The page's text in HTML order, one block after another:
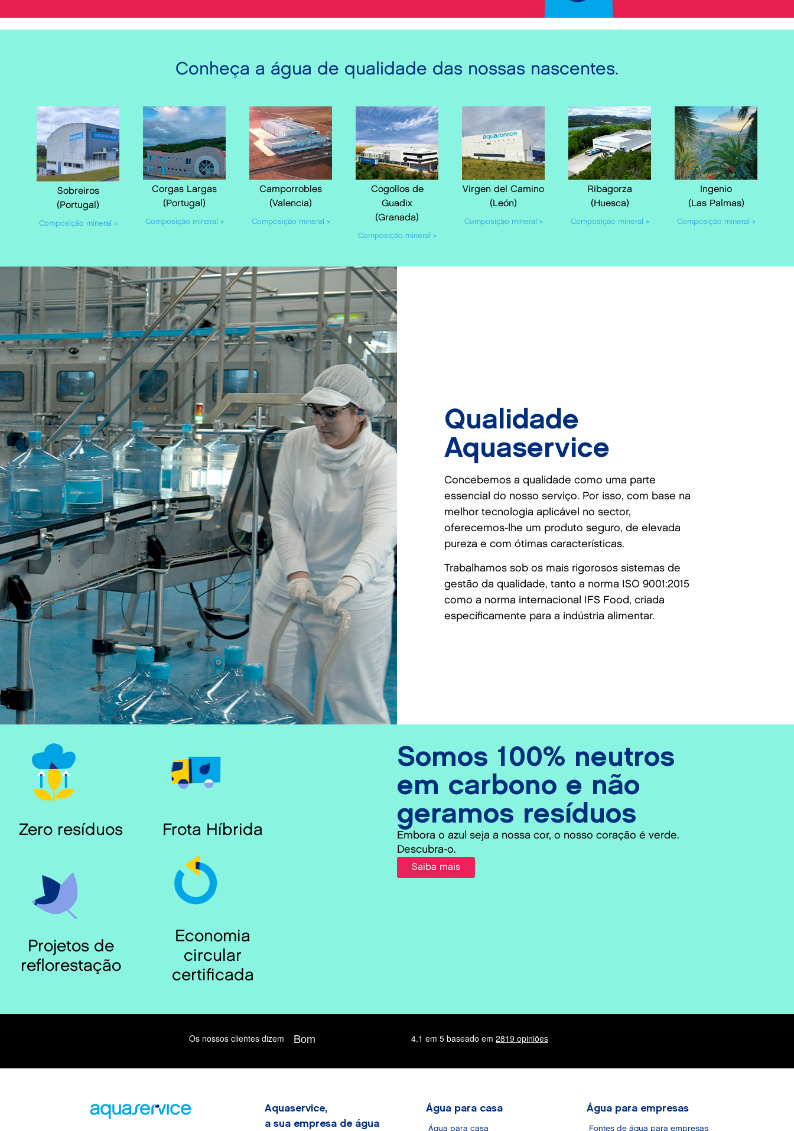
Conheça a água de qualidade das nossas nascentes.
Sobreiros
(Portugal)
Composição mineral >
Corgas Largas
(Portugal)
Composição mineral >
Camporrobles
(Valencia)
Composição mineral >
Cogollos de
Guadix
(Granada)
Composição mineral >
Virgen del Camino
(León)
Composição mineral >
Ribagorza
(Huesca)
Composição mineral >
Ingenio
(Las Palmas)
Composição mineral >
Qualidade
Aquaservice
Concebemos a qualidade como uma parte
essencial do nosso serviço. Por isso, com base na
melhor tecnologia aplicável no sector,
oferecemos-lhe um produto seguro, de elevada
pureza e com ótimas características.
Trabalhamos sob os mais rigorosos sistemas de
gestão da qualidade, tanto a norma ISO 9001:2015
como a norma internacional IFS Food, criada
especificamente para a indústria alimentar.
Zero resíduos Frota Híbrida
Projetos de
reflorestação
Economia
circular
certificada
Somos 100% neutros
em carbono e não
geramos resíduos
Embora o azul seja a nossa cor, o nosso coração é verde.
Descubra-o.
Saiba mais
Aquaservice,
a sua empresa de água
Água para casa
Água para casa
Água para empresas
Fontes de água para empresas